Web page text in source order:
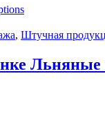
, Штучная